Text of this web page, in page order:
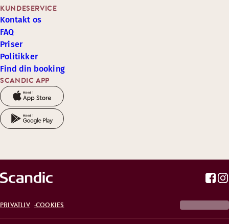
SCANDIC APP
KUNDESERVICE
Kontakt os
FAQ
Priser
Politikker
Find din booking
PRIVATLIV COOKIES